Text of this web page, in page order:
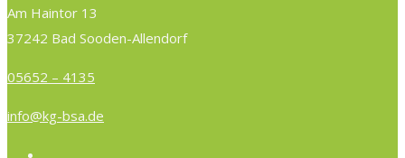
Am Haintor 13
37242 Bad Sooden-Allendorf
05652 – 4135
info@kg-bsa.de